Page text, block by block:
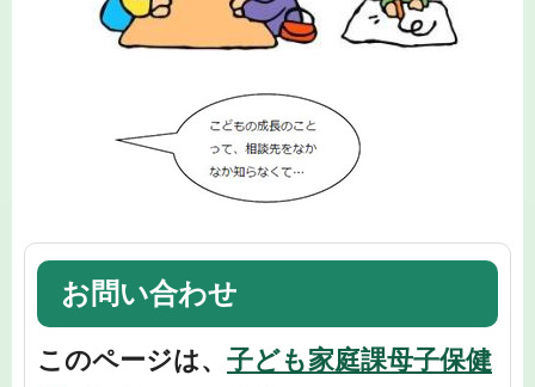
お問い合わせ
このページは、 子ども家庭課母子保健